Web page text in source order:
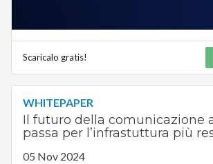
Scaricalo gratis!
WHITEPAPER
Il futuro della comunicazione
passa per l’infrastuttura più
05 Nov 2024